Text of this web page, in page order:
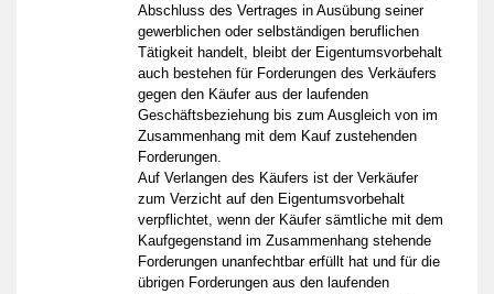
Abschluss des Vertrages in Ausübung seiner
gewerblichen oder selbständigen beruflichen
Tätigkeit handelt, bleibt der Eigentumsvorbehalt
auch bestehen für Forderungen des Verkäufers
gegen den Käufer aus der laufenden
Geschäftsbeziehung bis zum Ausgleich von im
Zusammenhang mit dem Kauf zustehenden
Forderungen.
Auf Verlangen des Käufers ist der Verkäufer
zum Verzicht auf den Eigentumsvorbehalt
verpflichtet, wenn der Käufer sämtliche mit dem
Kaufgegenstand im Zusammenhang stehende
Forderungen unanfechtbar erfüllt hat und für die
übrigen Forderungen aus den laufenden